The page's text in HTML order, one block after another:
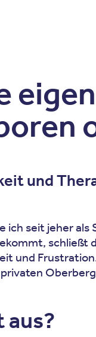
und
seit jeher
schließt
und
aus?